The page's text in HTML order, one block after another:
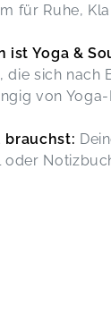
für Ruhe,
ist Yoga &
die sich nach
von
brauchst:
oder